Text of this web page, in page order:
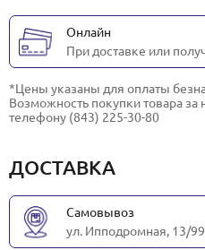
Онлайн
При доставке или
*Цены указаны для оплаты
Возможность покупки товара за
телефону (843) 225-30-80
ДОСТАВКА
Самовывоз
ул. Ипподромная, 13/99